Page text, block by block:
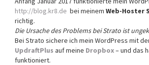
http://blog.kr8.de bei meinem Web-Hoster
richtig.
Die Ursache des Problems bei Strato ist
Bei Strato sichere ich mein WordPress mit
UpdraftPlus auf meine Dropbox– und das
funktioniert.